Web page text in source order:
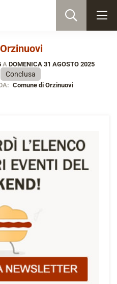
ADOMENICA 31 AGOSTO 2025
Conclusa
Comune di Orzinuovi